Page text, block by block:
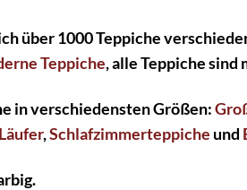
über 1000 Teppiche
Teppiche, alle Teppiche
in verschiedensten Größen:
Läufer,Schlafzimmerteppiche und